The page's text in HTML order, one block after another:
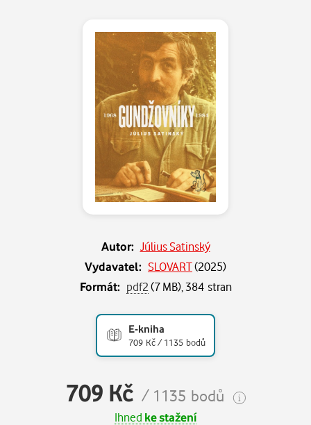
Autor: Július Satinský
Vydavatel: SLOVART(2025)
Formát: pdf2(7 MB), 384 stran
E-kniha
709 Kč / 1135 bodů
709 Kč / 1135 bodů
Ihned ke stažení